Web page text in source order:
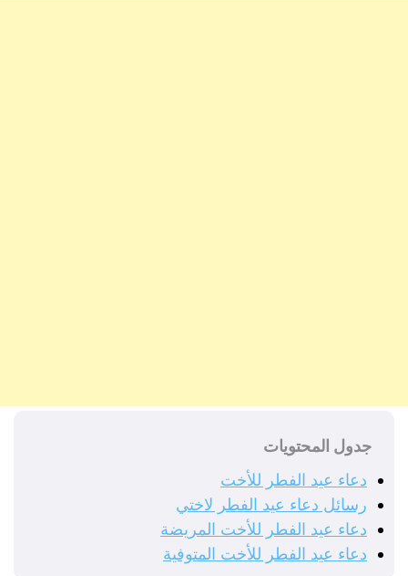
جدول المحتويات
دعاء عيد الفطر للأخت
رسائل دعاء عيد الفطر لاختي
دعاء عيد الفطر للأخت المريضة
دعاء عيد الفطر للأخت المتوفية